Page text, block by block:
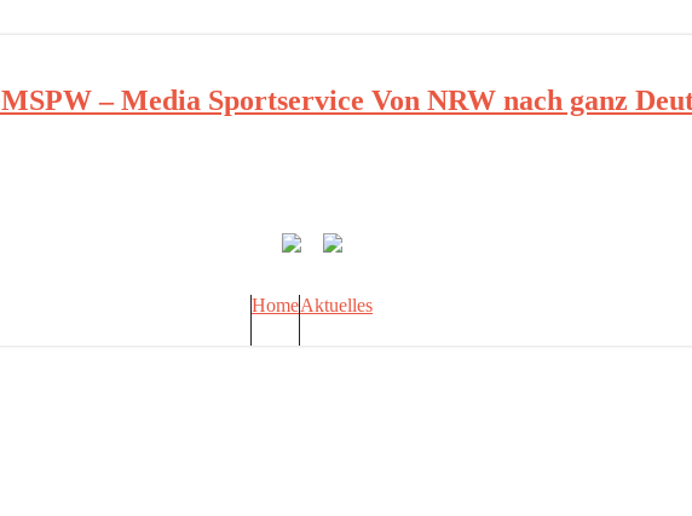
MSPW – Media Sportservice Von NRW nach ganz
HomeAktuelles